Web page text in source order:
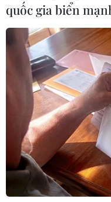
quốc gia biển